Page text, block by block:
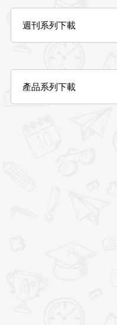
週刊系列下載
產品系列下載